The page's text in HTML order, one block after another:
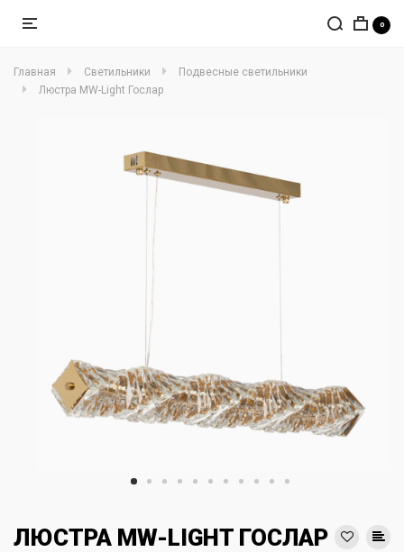
0
Главная Светильники
Подвесные светильники
Люстра MW-Light Гослар
ЛЮСТРА MW-LIGHT ГОСЛАР